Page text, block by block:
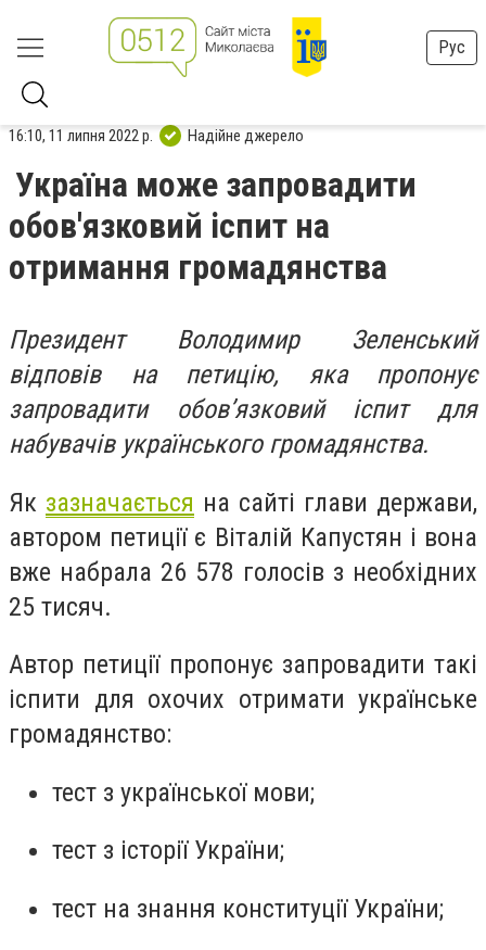
Рус
16:10, 11 липня 2022 р. Надійне джерело
Україна може запровадити
обов'язковий іспит на
отримання громадянства
Президент Володимир Зеленський
відповів на петицію, яка пропонує
запровадити обов’язковий іспит для
набувачів українського громадянства.
Як зазначається на сайті глави держави,
автором петиції є Віталій Капустян і вона
вже набрала 26 578 голосів з необхідних
25 тисяч.
Автор петиції пропонує запровадити такі
іспити для охочих отримати українське
громадянство:
тест з української мови;
тест з історії України;
тест на знання конституції України;